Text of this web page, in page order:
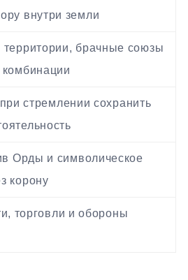
внутри земли
территории, брачные союзы
стремлении сохранить
Орды и символическое
корону
торговли и обороны